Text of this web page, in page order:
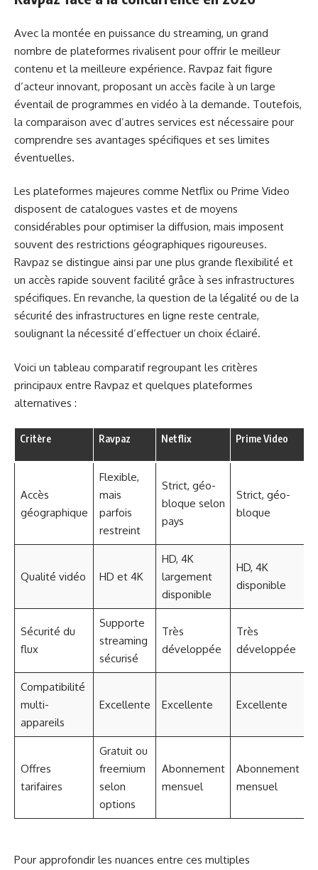
Avec la montée en puissance du streaming, un grand
nombre de plateformes rivalisent pour offrir le meilleur
contenu et la meilleure expérience. Ravpaz fait figure
d’acteur innovant, proposant un accès facile à un large
éventail de programmes en vidéo à la demande. Toutefois,
la comparaison avec d’autres services est nécessaire pour
comprendre ses avantages spécifiques et ses limites
éventuelles.
Les plateformes majeures comme Netflix ou Prime Video
disposent de catalogues vastes et de moyens
considérables pour optimiser la diffusion, mais imposent
souvent des restrictions géographiques rigoureuses.
Ravpaz se distingue ainsi par une plus grande flexibilité et
un accès rapide souvent facilité grâce à ses infrastructures
spécifiques. En revanche, la question de la légalité ou de la
sécurité des infrastructures en ligne reste centrale,
soulignant la nécessité d’effectuer un choix éclairé.
Voici un tableau comparatif regroupant les critères
principaux entre Ravpaz et quelques plateformes
alternatives :
Critère Ravpaz Netflix Prime Video
Accès
géographique
Flexible,
mais
parfois
restreint
Strict, géo-
bloque selon
pays
Strict, géo-
bloque
Qualité vidéo HD et 4K
HD, 4K
largement
disponible
HD, 4K
disponible
Sécurité du
flux
Supporte
streaming
sécurisé
Très
développée
Très
développée
Compatibilité
multi-
appareils
Excellente Excellente Excellente
Offres
tarifaires
Gratuit ou
freemium
selon
options
Abonnement
mensuel
Abonnement
mensuel
Pour approfondir les nuances entre ces multiples